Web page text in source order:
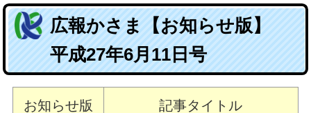
広報かさま【お知らせ版】
平成27年6月11日号
お知らせ版 記事タイトル